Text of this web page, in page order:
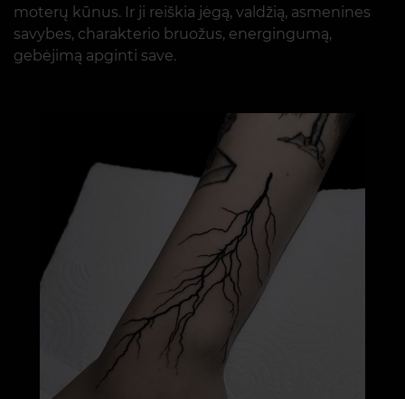
moterų kūnus. Ir ji reiškia jėgą, valdžią, asmenines
savybes, charakterio bruožus, energingumą,
gebėjimą apginti save.